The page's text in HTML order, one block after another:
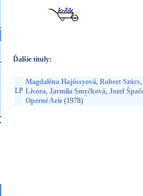
Ďalšie tituly:
LP
Magdaléna Hajóssyová, Robert
Livora, Jarmila Smyčková, Jozef
Operné Arie(1978)